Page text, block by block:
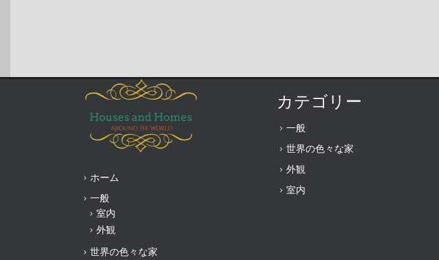
ホーム
一般
室内
外観
世界の色々な家
カテゴリー
一般
世界の色々な家
外観
室内